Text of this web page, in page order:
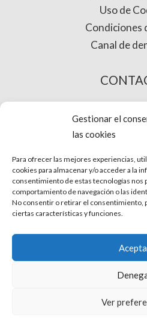
Gestionar el
las cookies
Para ofrecer las mejores experiencias,
cookies para almacenar y/o acceder a la
consentimiento de estas tecnologías nos
comportamiento de navegación o las
No consentir o retirar el consentimiento,
ciertas características y funciones.
Ver
Uso de
Condiciones
Canal de
COMPRA
Aviso
Protección
Uso de